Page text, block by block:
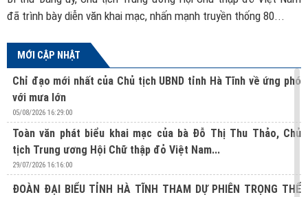
đã trình bày diễn văn khai mạc, nhấn mạnh truyền thống 80...
MỚI CẬP NHẬT
Chỉ đạo mới nhất của Chủ tịch UBND tỉnh Hà Tĩnh về ứng phó
với mưa lớn
05/08/2026 16:29:00
Toàn văn phát biểu khai mạc của bà Đỗ Thị Thu Thảo, Chủ
tịch Trung ương Hội Chữ thập đỏ Việt Nam...
29/07/2026 16:16:00
ĐOÀN ĐẠI BIỂU TỈNH HÀ TĨNH THAM DỰ PHIÊN TRỌNG THỂ